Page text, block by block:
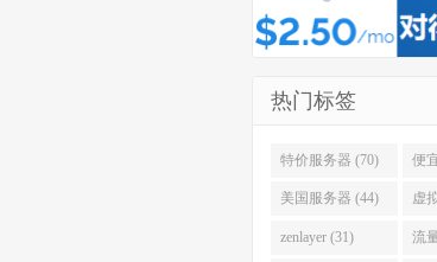
热门标签
特价服务器 (70) 便
美国服务器 (44) 虚
zenlayer (31) 流